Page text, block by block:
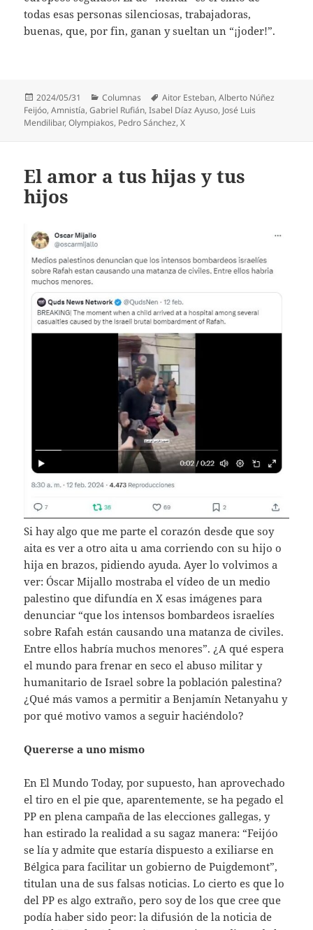
todas esas personas silenciosas, trabajadoras,
buenas, que, por fin, ganan y sueltan un “¡joder!”.
Publicado
el
2024/05/31 Categorías
Columnas Etiquetas
Aitor Esteban,Alberto Núñez
Feijóo,Amnistía,Gabriel Rufián,Isabel Díaz Ayuso, José Luis
Mendilibar,Olympiakos, Pedro Sánchez,X
El amor a tus hijas y tus
hijos
Si hay algo que me parte el corazón desde que soy
aita es ver a otro aita u ama corriendo con su hijo o
hija en brazos, pidiendo ayuda. Ayer lo volvimos a
ver: Óscar Mijallo mostraba el vídeo de un medio
palestino que difundía en X esas imágenes para
denunciar “que los intensos bombardeos israelíes
sobre Rafah están causando una matanza de civiles.
Entre ellos habría muchos menores”. ¿A qué espera
el mundo para frenar en seco el abuso militar y
humanitario de Israel sobre la población palestina?
¿Qué más vamos a permitir a Benjamín Netanyahu y
por qué motivo vamos a seguir haciéndolo?
Quererse a uno mismo
En El Mundo Today, por supuesto, han aprovechado
el tiro en el pie que, aparentemente, se ha pegado el
PP en plena campaña de las elecciones gallegas, y
han estirado la realidad a su sagaz manera: “Feijóo
se lía y admite que estaría dispuesto a exiliarse en
Bélgica para facilitar un gobierno de Puigdemont”,
titulan una de sus falsas noticias. Lo cierto es que lo
del PP es algo extraño, pero soy de los que cree que
podía haber sido peor: la difusión de la noticia de